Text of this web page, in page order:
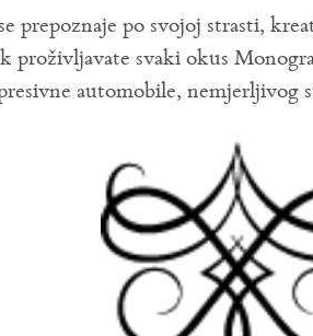
prepoznaje po svojoj strasti,
proživljavate svaki okus
automobile, nemjerljivog